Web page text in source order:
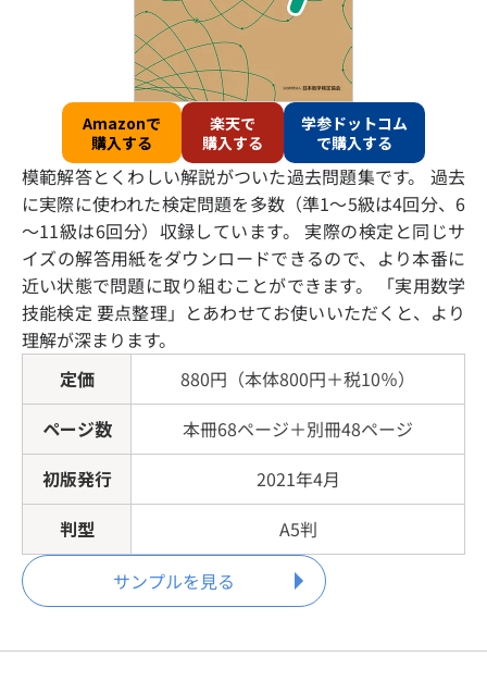
Amazonで
購入する
楽天で
購入する
学参ドットコム
で購入する
模範解答とくわしい解説がついた過去問題集です。 過去
に実際に使われた検定問題を多数（準1～5級は4回分、6
～11級は6回分）収録しています。 実際の検定と同じサ
イズの解答用紙をダウンロードできるので、より本番に
近い状態で問題に取り組むことができます。 「実用数学
技能検定 要点整理」とあわせてお使いいただくと、より
理解が深まります。
定価
880円（本体800円＋税10％）
ページ数
本冊68ページ＋別冊48ページ
初版発行
2021年4月
判型
A5判
サンプルを見る